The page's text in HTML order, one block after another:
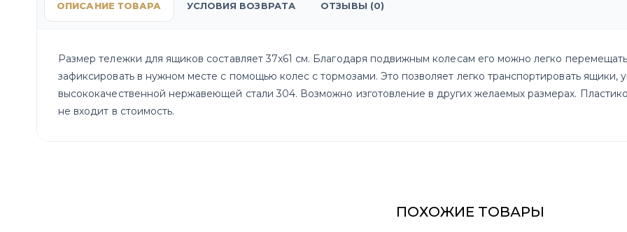
ОПИСАНИЕ ТОВАРА УСЛОВИЯ ВОЗВРАТА ОТЗЫВЫ (0)
Размер тележки для ящиков составляет 37x61 см. Благодаря подвижным колесам его можно легко
зафиксировать в нужном месте с помощью колес с тормозами. Это позволяет легко транспортировать ящики,
высококачественной нержавеющей стали 304. Возможно изготовление в других желаемых размерах.
не входит в стоимость.
ПОХОЖИЕ ТОВАРЫ